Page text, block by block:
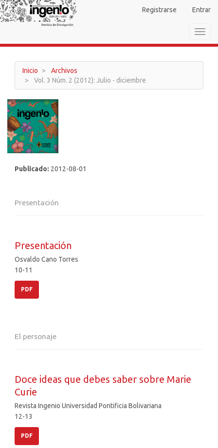
Navegación
principal
Contenido
Barra
Registrarse Entrar
Inicio
Archivos
Vol. 3 Núm. 2 (2012): Julio - diciembre
Publicado: 2012-08-01
Presentación
Presentación
Osvaldo Cano Torres
10-11
PDF
El personaje
Doce ideas que debes saber sobre Marie
Curie
Revista Ingenio Universidad Pontificia Bolivariana
12-13
PDF